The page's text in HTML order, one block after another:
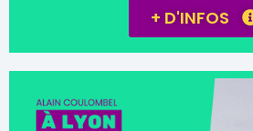
+ D'INFOS